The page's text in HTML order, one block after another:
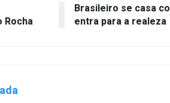
Rocha
Brasileiro se casa
entra para a realeza